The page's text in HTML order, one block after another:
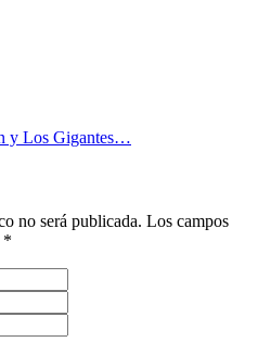
y Los Gigantes…
no será publicada. Los campos
*